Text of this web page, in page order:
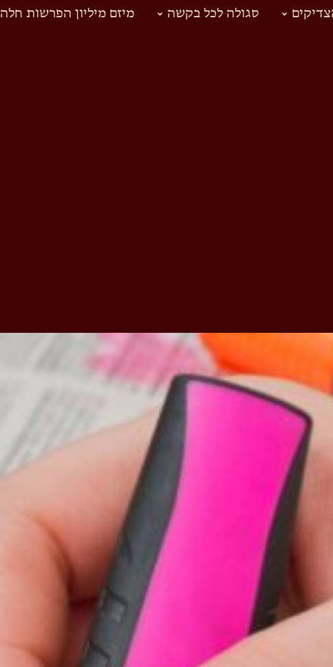
סגולה לכל בקשה מיזם מיליון הפרשות חלה